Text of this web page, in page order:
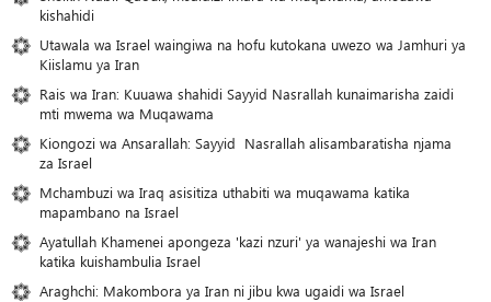
kishahidi
Utawala wa Israel waingiwa na hofu kutokana uwezo wa Jamhuri ya
Kiislamu ya Iran
Rais wa Iran: Kuuawa shahidi Sayyid Nasrallah kunaimarisha zaidi
mti mwema wa Muqawama
Kiongozi wa Ansarallah: Sayyid Nasrallah alisambaratisha njama
za Israel
Mchambuzi wa Iraq asisitiza uthabiti wa muqawama katika
mapambano na Israel
Ayatullah Khamenei apongeza 'kazi nzuri' ya wanajeshi wa Iran
katika kuishambulia Israel
Araghchi: Makombora ya Iran ni jibu kwa ugaidi wa Israel